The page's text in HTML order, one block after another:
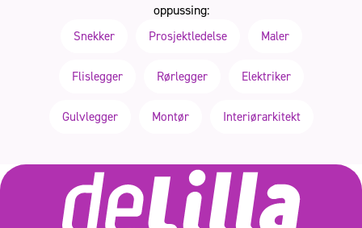
oppussing:
Snekker Prosjektledelse Maler
Flislegger Rørlegger Elektriker
Gulvlegger Montør Interiørarkitekt